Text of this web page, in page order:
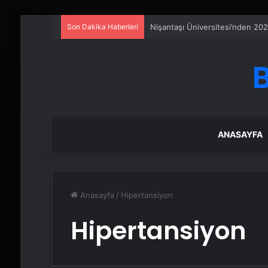
Son Dakika Haberleri Nişantaşı Üniversitesi’nden
ANASAYFA
Anasayfa / Hipertansiyon
Hipertansiyon